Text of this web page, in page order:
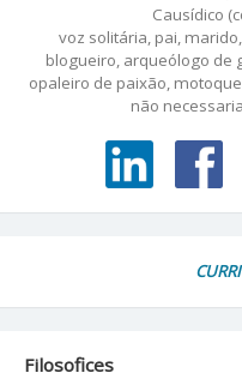
Causídico
voz solitária, pai,
blogueiro, arqueólogo de
opaleiro de paixão,
não
Filosofices